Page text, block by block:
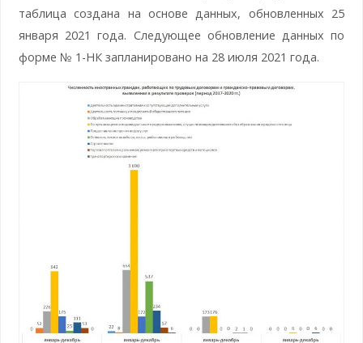
таблица создана на основе данных, обновленных 25
января 2021 года. Следующее обновление данных по
форме № 1-НК запланировано на 28 июля 2021 года.